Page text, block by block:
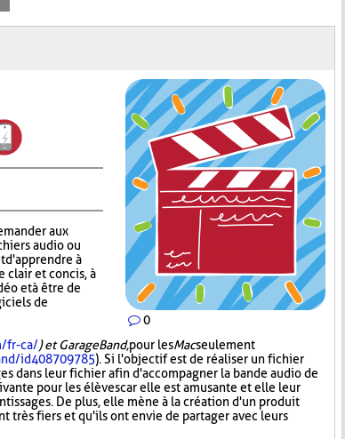
0
aux
audio ou
d'apprendre à
clair et concis, à
et à être de
de
fr-ca/) et GarageBand,pour lesMacseulement
id408709785). Si l'objectif est de réaliser un fichier
dans leur fichier afin d'accompagner la bande audio de
pour les élèves car elle est amusante et elle leur
De plus, elle mène à la création d'un produit
très fiers et qu'ils ont envie de partager avec leurs